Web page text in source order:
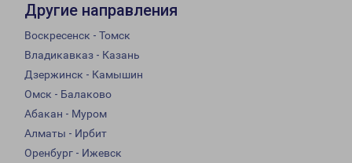
Другие направления
Воскресенск - Томск
Владикавказ - Казань
Дзержинск - Камышин
Омск - Балаково
Абакан - Муром
Алматы - Ирбит
Оренбург - Ижевск